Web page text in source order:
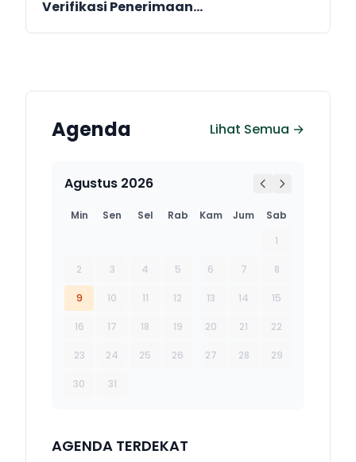
Verifikasi Penerimaan...
Agenda Lihat Semua →
Agustus 2026
Min Sen Sel Rab Kam Jum
Sab
1
2 3 4 5 6 7 8
9 10 11 12 13 14 15
16 17 18 19 20 21 22
23 24 25 26 27 28 29
30 31
AGENDA TERDEKAT